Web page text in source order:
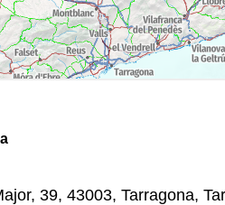
39, 43003, Tarragona,